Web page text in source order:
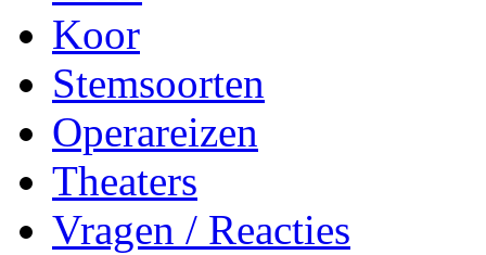
Koor
Stemsoorten
Operareizen
Theaters
Vragen / Reacties